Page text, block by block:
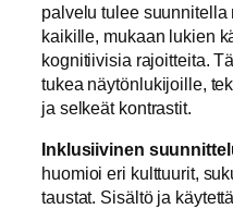
palvelu tulee suunnitella
kaikille, mukaan lukien
kognitiivisia rajoitteita.
tukea näytönlukijoille,
ja selkeät kontrastit.
Inklusiivinen
huomioi eri kulttuurit,
taustat. Sisältö ja